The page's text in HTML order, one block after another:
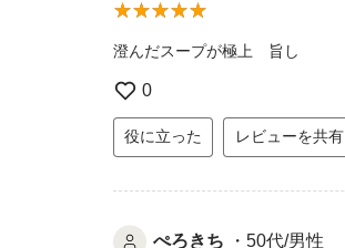
澄んだスープが極上 旨し
0
役に立った レビューを共有
ぺろきち ・50代/男性